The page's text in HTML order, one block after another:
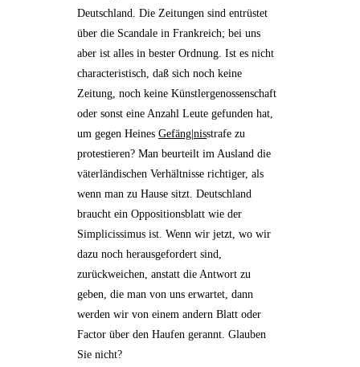
Deutschland. Die Zeitungen sind entrüstet
über die Scandale in Frankreich; bei uns
aber ist alles in bester Ordnung. Ist es nicht
characteristisch, daß sich noch keine
Zeitung, noch keine Künstlergenossenschaft
oder sonst eine Anzahl Leute gefunden hat,
um gegenHeinesGefäng|nisstrafe zu
protestieren? Man beurteilt im Ausland die
väterländischen Verhältnisse richtiger, als
wenn man zu Hause sitzt. Deutschland
braucht ein Oppositionsblatt wie der
Simplicissimus ist. Wenn wir jetzt, wo wir
dazu noch herausgefordert sind,
zurückweichen, anstatt die Antwort zu
geben, die man von uns erwartet, dann
werden wir von einem andern Blatt oder
Factor über den Haufen gerannt. Glauben
Sie nicht?